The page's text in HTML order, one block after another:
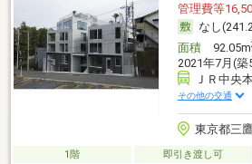
管理費等
なし
面積92.05m
2021年7月(築
ＪＲ中央
その他の交通
東京都三
1階 即引き渡し可